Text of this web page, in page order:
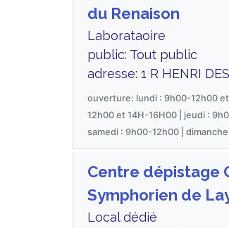
du Renaison
Laborataoire
public: Tout public
adresse: 1 R HENRI
ouverture: lundi : 9h00-12h00
12h00 et 14H-16H00 | jeudi :
samedi : 9h00-12h00 |
Centre dépistage
Symphorien de
Local dédié